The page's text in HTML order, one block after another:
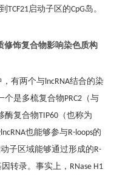
TCF21启动子区的CpG岛。
修饰复合物影响染色质构
有两个与lncRNA结合的染
是多梳复合物PRC2（与
复合物TIP60（也称为
也能够参与R-loops的
子区域能够通过形成的R-
转录。事实上，RNase H1